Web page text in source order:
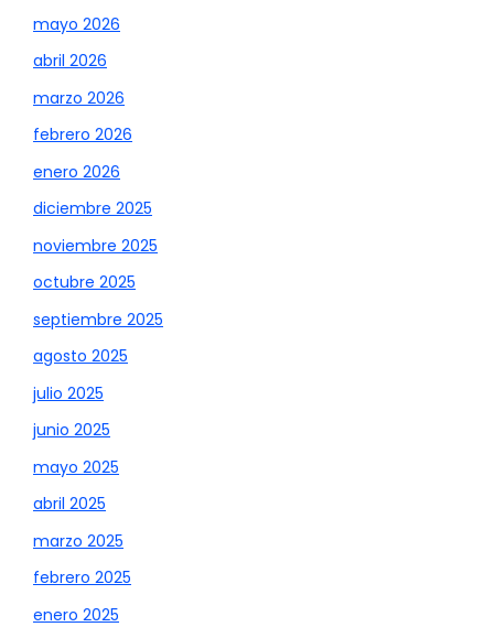
mayo 2026
abril 2026
marzo 2026
febrero 2026
enero 2026
diciembre 2025
noviembre 2025
octubre 2025
septiembre 2025
agosto 2025
julio 2025
junio 2025
mayo 2025
abril 2025
marzo 2025
febrero 2025
enero 2025